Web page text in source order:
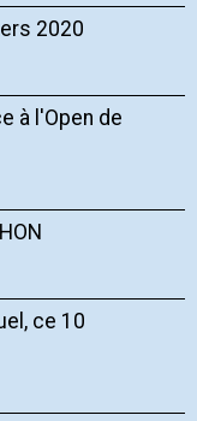
2020
à l'Open de
ce 10